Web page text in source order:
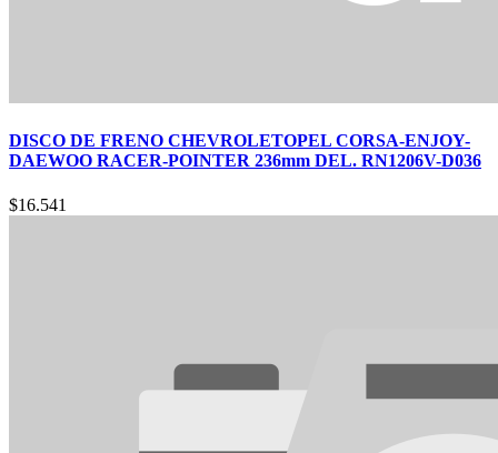
DISCO DE FRENO CHEVROLETOPEL CORSA-ENJOY-
DAEWOO RACER-POINTER 236mm DEL. RN1206V-D036
$16.541